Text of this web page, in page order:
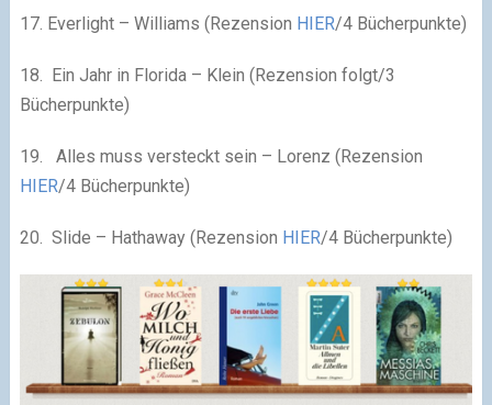
17. Everlight – Williams (Rezension HIER/4 Bücherpunkte)
18. Ein Jahr in Florida – Klein (Rezension folgt/3
Bücherpunkte)
19. Alles muss versteckt sein – Lorenz (Rezension
HIER/4 Bücherpunkte)
20. Slide – Hathaway (Rezension HIER/4 Bücherpunkte)